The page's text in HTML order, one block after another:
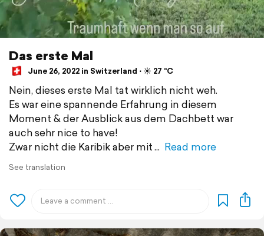
Das erste Mal
June 26, 2022 in Switzerland ⋅ ☀️ 27 °C
Nein, dieses erste Mal tat wirklich nicht weh.
Es war eine spannende Erfahrung in diesem
Moment & der Ausblick aus dem Dachbett war
auch sehr nice to have!
Zwar nicht die Karibik aber mit
Read more
See translation